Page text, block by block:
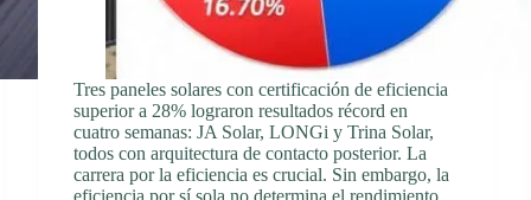
Tres paneles solares con certificación de eficiencia
superior a 28% lograron resultados récord en
cuatro semanas: JA Solar, LONGi y Trina Solar,
todos con arquitectura de contacto posterior. La
carrera por la eficiencia es crucial. Sin embargo, la